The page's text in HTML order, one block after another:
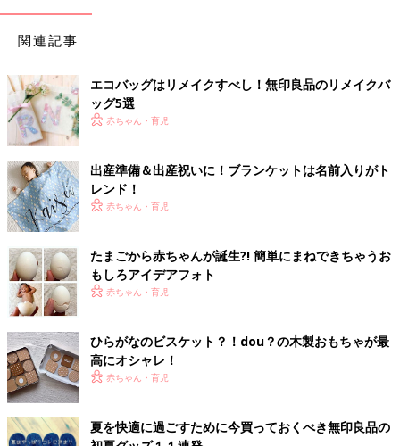
関連記事
エコバッグはリメイクすべし！無印良品のリメイクバ
ッグ5選
赤ちゃん・育児
出産準備＆出産祝いに！ブランケットは名前入りがト
レンド！
赤ちゃん・育児
たまごから赤ちゃんが誕生?! 簡単にまねできちゃうお
もしろアイデアフォト
赤ちゃん・育児
ひらがなのビスケット？！dou？の木製おもちゃが最
高にオシャレ！
赤ちゃん・育児
夏を快適に過ごすために今買っておくべき無印良品の